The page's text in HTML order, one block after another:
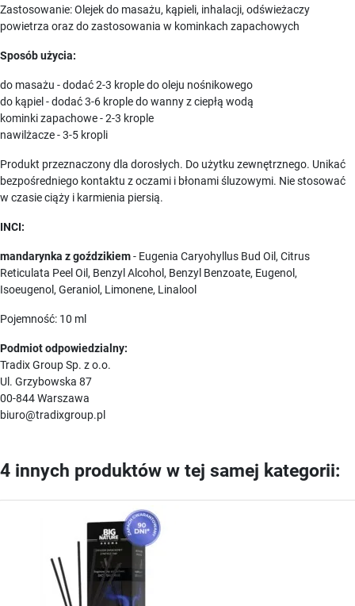
Zastosowanie: Olejek do masażu, kąpieli, inhalacji, odświeżaczy
powietrza oraz do zastosowania w kominkach zapachowych
Sposób użycia:
do masażu - dodać 2-3 krople do oleju nośnikowego
do kąpiel - dodać 3-6 krople do wanny z ciepłą wodą
kominki zapachowe - 2-3 krople
nawilżacze - 3-5 kropli
Produkt przeznaczony dla dorosłych. Do użytku zewnętrznego. Unikać
bezpośredniego kontaktu z oczami i błonami śluzowymi. Nie stosować
w czasie ciąży i karmienia piersią.
INCI:
mandarynka z goździkiem- Eugenia Caryohyllus Bud Oil, Citrus
Reticulata Peel Oil, Benzyl Alcohol, Benzyl Benzoate, Eugenol,
Isoeugenol, Geraniol, Limonene, Linalool
Pojemność: 10 ml
Podmiot odpowiedzialny:
Tradix Group Sp. z o.o.
Ul. Grzybowska 87
00-844 Warszawa
biuro@tradixgroup.pl
4 innych produktów w tej samej kategorii: